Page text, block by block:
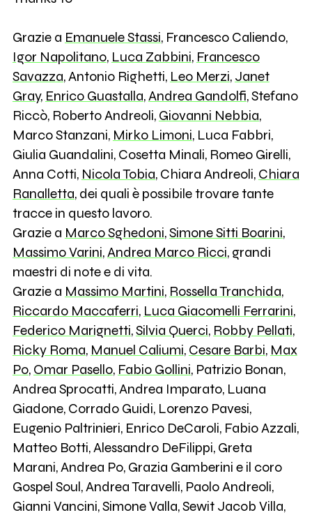
Grazie a Emanuele Stassi, Francesco Caliendo,
Igor Napolitano, Luca Zabbini, Francesco
Savazza, Antonio Righetti, Leo Merzi, Janet
Gray, Enrico Guastalla,Andrea Gandolfi, Stefano
Riccò, Roberto Andreoli, Giovanni Nebbia,
Marco Stanzani, Mirko Limoni, Luca Fabbri,
Giulia Guandalini, Cosetta Minali, Romeo Girelli,
Anna Cotti, Nicola Tobia, Chiara Andreoli, Chiara
Ranalletta, dei quali è possibile trovare tante
tracce in questo lavoro.
Grazie a Marco Sghedoni,Simone Sitti Boarini,
Massimo Varini,Andrea Marco Ricci, grandi
maestri di note e di vita.
Grazie a Massimo Martini, Rossella Tranchida,
Riccardo Maccaferri, Luca Giacomelli Ferrarini,
Federico Marignetti,Silvia Querci, Robby Pellati,
Ricky Roma, Manuel Caliumi, Cesare Barbi, Max
Po, Omar Pasello, Fabio Gollini, Patrizio Bonan,
Andrea Sprocatti, Andrea Imparato, Luana
Giadone, Corrado Guidi, Lorenzo Pavesi,
Eugenio Paltrinieri, Enrico DeCaroli, Fabio Azzali,
Matteo Botti, Alessandro DeFilippi, Greta
Marani, Andrea Po, Grazia Gamberini e il coro
Gospel Soul, Andrea Taravelli, Paolo Andreoli,
Gianni Vancini, Simone Valla, Sewit Jacob Villa,